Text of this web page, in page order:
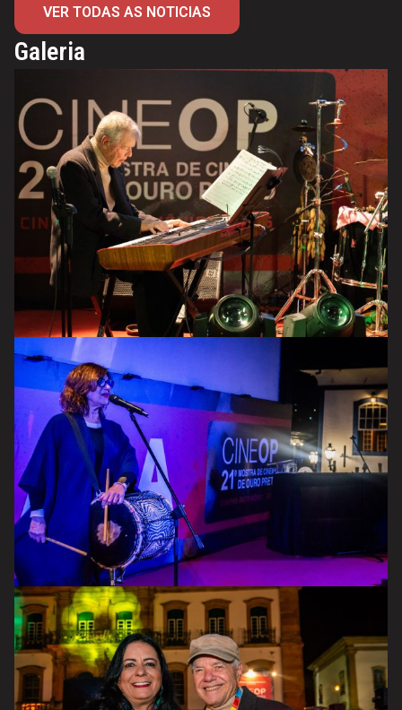
VER TODAS AS NOTICIAS
Galeria